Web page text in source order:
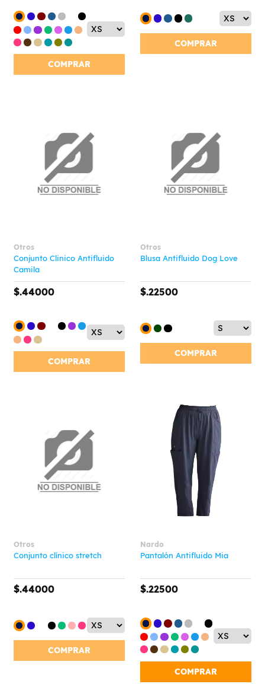
COMPRAR
COMPRAR
Otros
Conjunto Clinico Antifluido
Camila
$.44000
COMPRAR
Otros
Blusa Antifluido Dog Love
$.22500
COMPRAR
Otros
Conjunto clínico stretch
$.44000
COMPRAR
Nardo
Pantalón Antifluido Mia
$.22500
COMPRAR